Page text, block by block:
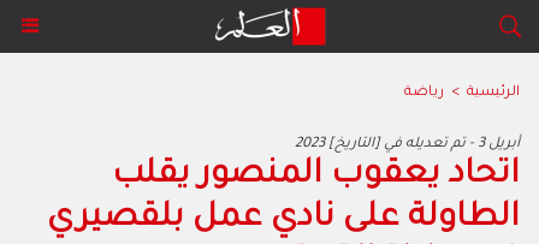
الرئيسية > رياضة
2023 أبريل 3 - تم تعديله في [التاريخ]
اتحاد يعقوب المنصور يقلب
الطاولة على نادي عمل بلقصيري